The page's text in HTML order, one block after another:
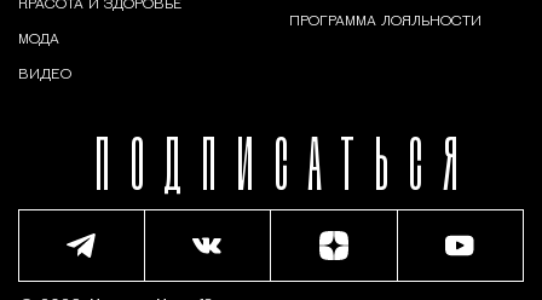
ПОДПИСАТЬСЯ
КРАСОТА И ЗДОРОВЬЕ
МОДА
ВИДЕО
ПРОГРАММА ЛОЯЛЬНОСТИ